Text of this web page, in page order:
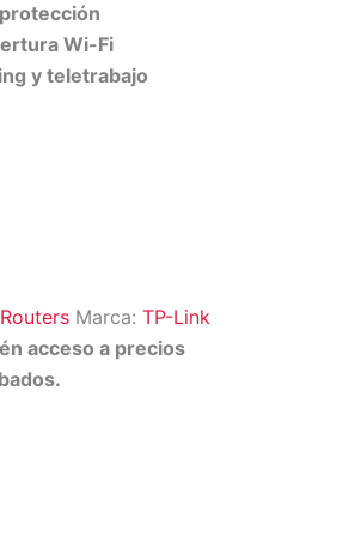
Wi-Fi
y teletrabajo
Routers Marca: TP-Link
acceso a precios